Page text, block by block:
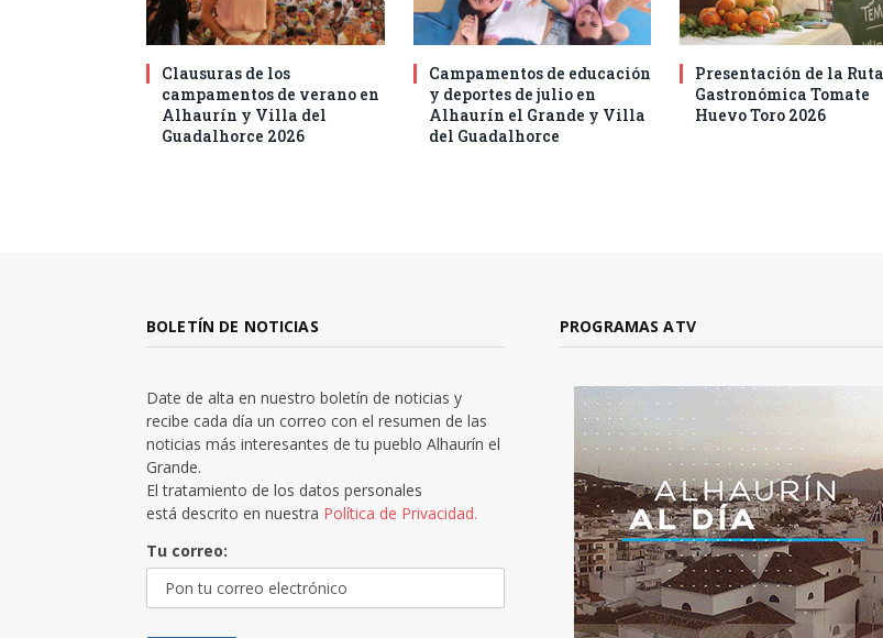
Clausuras de los
campamentos de verano en
Alhaurín y Villa del
Guadalhorce 2026
Campamentos de educación
y deportes de julio en
Alhaurín el Grande y Villa
del Guadalhorce
Presentación de la Ruta
Gastronómica Tomate
Huevo Toro 2026
BOLETÍN DE NOTICIAS
Date de alta en nuestro boletín de noticias y
recibe cada día un correo con el resumen de las
noticias más interesantes de tu pueblo Alhaurín el
Grande.
El tratamiento de los datos personales
está descrito en nuestra Política de Privacidad.
Tu correo:
PROGRAMAS ATV